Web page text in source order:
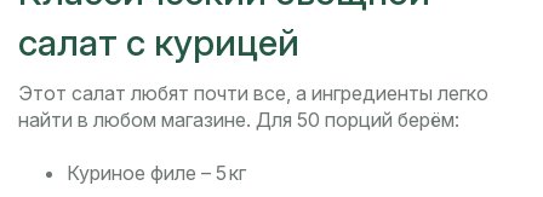
салат с курицей
Этот салат любят почти все, а ингредиенты легко
найти в любом магазине. Для 50 порций берём:
Куриное филе – 5 кг